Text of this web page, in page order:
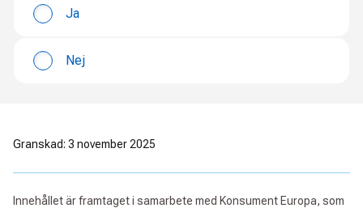
Ja
Nej
Granskad: 3 november 2025
Innehållet är framtaget i samarbete med Konsument Europa, som